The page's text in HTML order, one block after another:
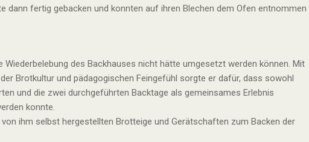
dann fertig gebacken und konnten auf ihren Blechen dem Ofen entnommen
des Backhauses nicht hätte umgesetzt werden können. Mit
Brotkultur und pädagogischen Feingefühl sorgte er dafür, dass sowohl
und die zwei durchgeführten Backtage als gemeinsames Erlebnis
konnte.
ihm selbst hergestellten Brotteige und Gerätschaften zum Backen der